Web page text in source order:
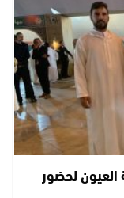
لحضور